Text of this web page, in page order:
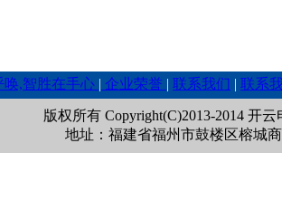
唤,智胜在手心 | 企业荣誉 | 联系我们 | 联系
版权所有 Copyright(C)2013-2014 开
地址：福建省福州市鼓楼区榕城